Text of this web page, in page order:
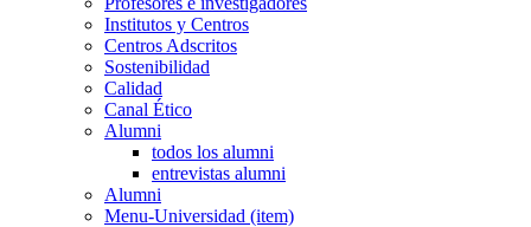
Institutos y Centros
Centros Adscritos
Sostenibilidad
Calidad
Canal Ético
Alumni
todos los alumni
entrevistas alumni
Alumni
Menu-Universidad (item)